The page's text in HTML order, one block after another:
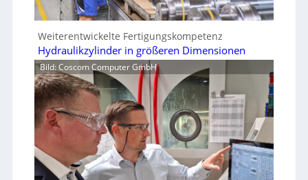
Weiterentwickelte Fertigungskompetenz
Hydraulikzylinder in größeren Dimensionen
Bild: Coscom Computer GmbH